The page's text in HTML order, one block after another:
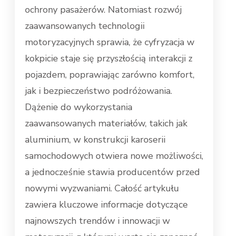
ochrony pasażerów. Natomiast rozwój
zaawansowanych technologii
motoryzacyjnych sprawia, że cyfryzacja w
kokpicie staje się przyszłością interakcji z
pojazdem, poprawiając zarówno komfort,
jak i bezpieczeństwo podróżowania.
Dążenie do wykorzystania
zaawansowanych materiałów, takich jak
aluminium, w konstrukcji karoserii
samochodowych otwiera nowe możliwości,
a jednocześnie stawia producentów przed
nowymi wyzwaniami. Całość artykułu
zawiera kluczowe informacje dotyczące
najnowszych trendów i innowacji w